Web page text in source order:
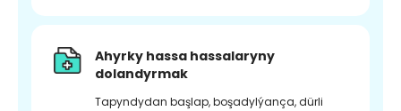
Ahyrky hassa hassalaryny
dolandyrmak
Tapyndydan başlap, boşadylýança, dürli